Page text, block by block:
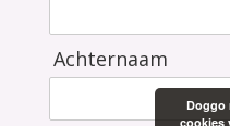
Achternaam
Doggo
cookies